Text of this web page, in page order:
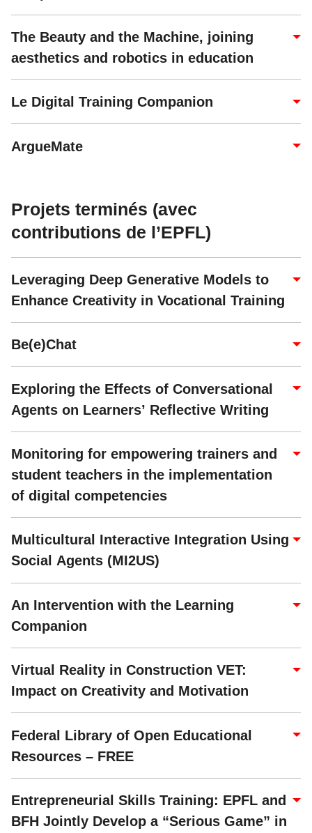
The Beauty and the Machine, joining
aesthetics and robotics in education
Le Digital Training Companion
ArgueMate
Projets terminés (avec
contributions de l’EPFL)
Leveraging Deep Generative Models to
Enhance Creativity in Vocational Training
Be(e)Chat
Exploring the Effects of Conversational
Agents on Learners’ Reflective Writing
Monitoring for empowering trainers and
student teachers in the implementation
of digital competencies
Multicultural Interactive Integration Using
Social Agents (MI2US)
An Intervention with the Learning
Companion
Virtual Reality in Construction VET:
Impact on Creativity and Motivation
Federal Library of Open Educational
Resources – FREE
Entrepreneurial Skills Training: EPFL and
BFH Jointly Develop a “Serious Game” in